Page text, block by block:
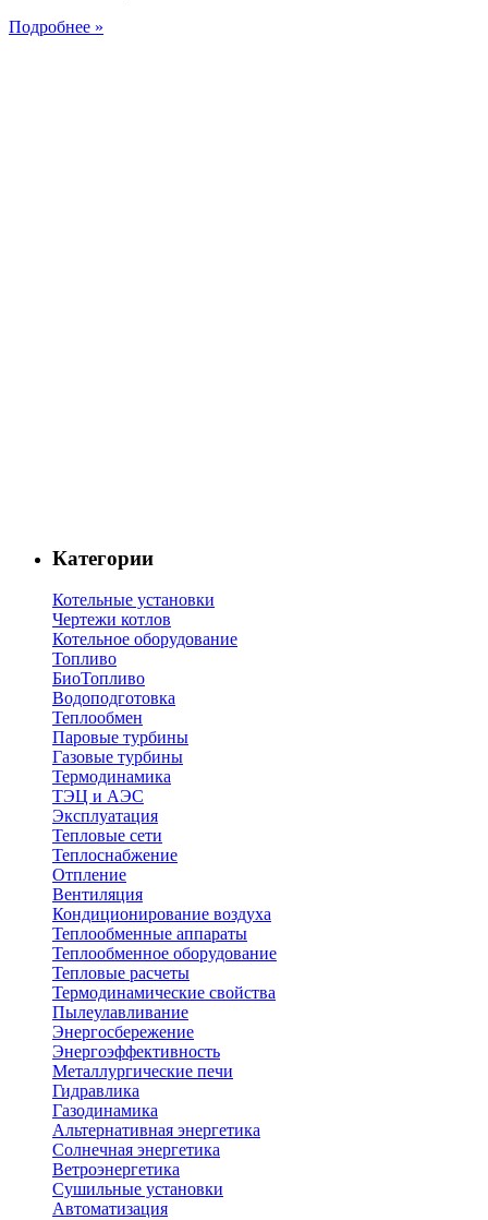
Подробнее »
Категории
Котельные установки
Чертежи котлов
Котельное оборудование
Топливо
БиоТопливо
Водоподготовка
Теплообмен
Паровые турбины
Газовые турбины
Термодинамика
ТЭЦ и АЭС
Эксплуатация
Тепловые сети
Теплоснабжение
Отпление
Вентиляция
Кондиционирование воздуха
Теплообменные аппараты
Теплообменное оборудование
Тепловые расчеты
Термодинамические свойства
Пылеулавливание
Энергосбережение
Энергоэффективность
Металлургические печи
Гидравлика
Газодинамика
Альтернативная энергетика
Солнечная энергетика
Ветроэнергетика
Сушильные установки
Автоматизация